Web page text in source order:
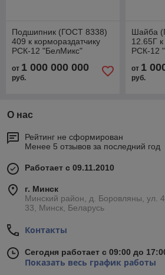
Подшипник (ГОСТ 8338)
409 к кормораздатчику
РСК-12 "БелМикс"
от 1 000 000 000
руб.
Шайба
12.65Г к
РСК-12
от 1
руб.
О нас
Рейтинг не сформирован
Менее 5 отзывов за последний год
Работает с 09.11.2010
г. Минск
Минский район, д. Боровляны, ул.
33, Минск, Беларусь
Контакты
Сегодня работает с 09:00 до
Показать весь график работы